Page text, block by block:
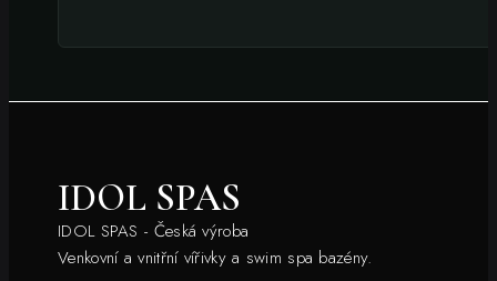
IDOL SPAS
IDOL SPAS - Česká výroba
Venkovní a vnitřní vířivky a swim spa bazény.